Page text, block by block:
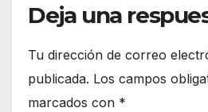
Deja una
Tu dirección de correo
publicada. Los campos
marcados con *